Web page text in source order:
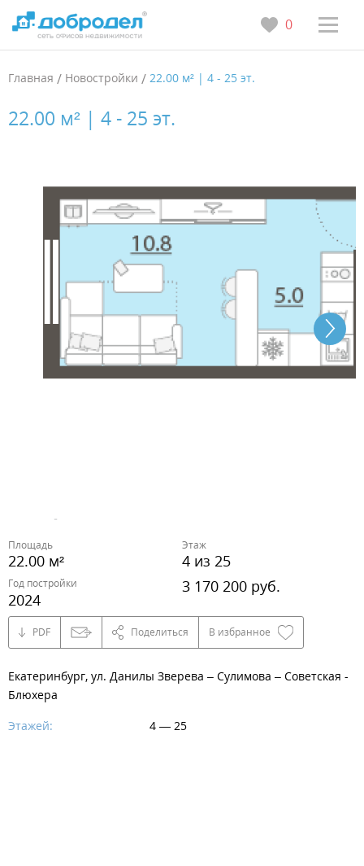
0
Главная / Новостройки / 22.00 м² | 4 - 25 эт.
22.00 м² | 4 - 25 эт.
Площадь
22.00 м²
Этаж
4 из 25
Год постройки
2024
3 170 200 руб.
PDF Поделиться В избранное
Екатеринбург, ул. Данилы Зверева – Сулимова – Советская -
Блюхера
Этажей:
4 — 25